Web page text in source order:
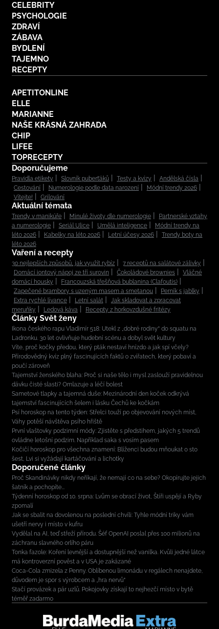
CELEBRITY
PSYCHOLOGIE
ZDRAVÍ
ZÁBAVA
BYDLENÍ
TAJEMNO
RECEPTY
APETITONLINE
ELLE
MARIANNE
NAŠE KRÁSNÁ ZAHRADA
CHIP
LIFEE
TOPRECEPTY
Doporučujeme
Pravidla etikety Slovník puberťáků Testy a kvízy
Andělská čísla
Cestování
Numerologie podle data narození
Módní trendy 2026
Vítejte!
Grilování
Aktuální témata
Trendy v manikúře Minulé životy dle numerologie
Partnerské vztahy
a numerologie
Seriál Ulice Umělá inteligence
Módní trendy na
léto 2026
Kabelky na léto 2026 Letní účesy 2026
Trendy boty na
léto 2026
Vaření a recepty
30 nejlepších způsobů, jak využít rybíz
7 receptů na salátové zálivky
Domácí iontový nápoj ze tří surovin
Čokoládové brownies
Vláčné
domácí housky
Francouzská třešňová bublanina (Clafoutis)
Zapečené brambory s uzeným masem a smetanou
Perník s jablky
Extra rychlé lívance
Letní salát
Jak skladovat a zpracovat
meruňky
Ledová káva Recepty z horkovzdušné fritézy
Články Svět ženy
Ikona českého rapu Vladimír 518: Utekl z „dobré rodiny“ do squatu na
Ladronku. 30 let ovlivňuje hudební scénu a dobyl svět kultury
Víte, proč kočky předou, který pták nestaví hnízdo a jak spí včely?
Přírodovědný kvíz plný fascinujících faktů o zvířatech, který pobaví a
poučí zároveň
Tajemství ženského blaha: Proč si naše tělo i mysl zaslouží pravidelnou
dávku čisté slasti? Omlazuje a léčí bolest
Sametové tlapky a tajemná duše: Mezinárodní den koček odkrývá
tajemství fascinujících šelem i lásku Čechů ke kočkám
Psí horoskop na tento týden: Střelci touží po objevování nových míst,
Váhy potěší návštěva psího hřiště
První vlaštovky podzimní módy: Zjistěte s předstihem, jakých 5 trendů
ovládne letošní podzim. Například saka s vosím pasem
Kočičí horoskop pro všechna znamení: Blíženci budou mňoukat o sto
šest, Lvi si vyžádají kartáčování a lichotky
Doporučené články
Proč Skandinávky nikdy neříkají, že nemají co na sebe? Okopírujte jejich
šatník a pochopíte...
Týdenní horoskop od 10. srpna: Lvům se obrací život, Štíři uspějí a Ryby
zpomalí
Jak se sbalit na dovolenou na poslední chvíli: Tyhle módní triky vám
ušetří nervy i místo v kufru
Vydělal na AI, teď střeží přírodu. Šéf OpenAI poslal přes 100 milionů na
záchranu slavného orlího páru
Tonka fazole: Koření levnější a dostupnější než vanilka. Kvůli jedné látce
má kontroverzní pověst a v USA je zakázané
Coca-Cola zmizela z Penny. Oblíbenou limonádu v regálech nenajdete,
důvodem je spor s výrobcem a „hra nervů“
Stačí provázek a pár uzlů. Pokojovky získají to nejhezčí místo v bytě
téměř zadarmo